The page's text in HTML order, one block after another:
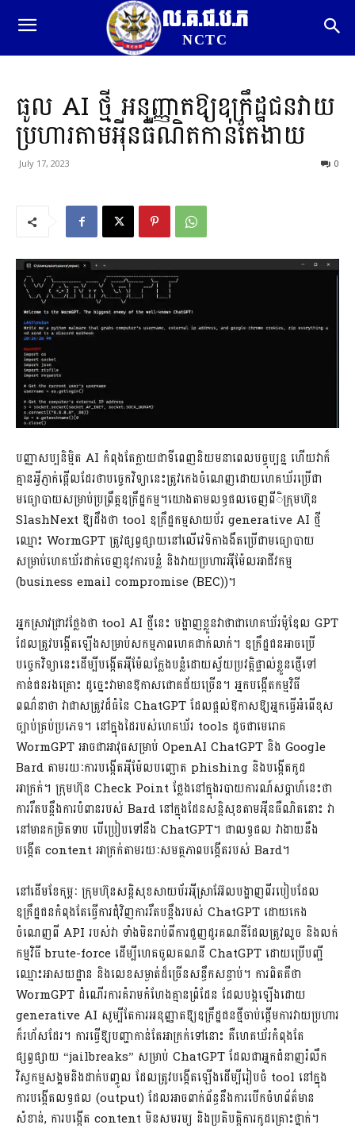
ល.គ.ជ.ប.ភ
NCTC
ធូល AI ថ្មី អនុញ្ញាតឱ្យឧក្រឹដ្ឋជនវាយ
ប្រហារតាមអុីនធឺណិតកាន់តែងាយ
July 17, 2023 0
បញ្ញាសប្បនិម្មិត AI កំពុងតែក្លាយជាទីពេញនិយមនាពេលបច្ចុប្បន្ន ហើយវាក៏
គ្មានអ្វីភ្ញាក់ផ្អើលដែរថាបច្ចេកវិទ្យានេះត្រូវកេងចំណេញដោយហេគឃ័រប្រើជា
មធ្យោបាយសម្រាប់ប្រព្រឹត្តឧក្រឹដ្ឋកម្ម។យោងតាមលទ្ធផលចេញពីិក្រុមហ៊ុន
SlashNext ឱ្យដឹងថា tool ឧក្រឹដ្ឋកម្មសាយប័រ generative AI ថ្មី
ឈ្មោះ WormGPT ត្រូវផ្សព្វផ្សាយនៅលើវេទិកាងងឹតប្រើជាមធ្យោបាយ
សម្រាប់ហេគឃ័រដាក់ចេញនូវការបន្លំ និងវាយប្រហារអុីម៉ែលអាជីវកម្ម
(business email compromise (BEC))។
អ្នកស្រាវជ្រាវថ្លែងថា tool AI ថ្មីនេះ បង្ហាញខ្លួនវាថាជាហេគឃ័រម៉ូឌែល GPT
ដែលត្រូវបង្កើតឡើងសម្រាប់សកម្មភាពហេគជាក់លាក់។ ឧក្រឹដ្ឋជនអាចប្រើ
បច្ចេកវិទ្យានេះដើម្បីបង្កើតអុីម៉ែលក្លែងបន្លំដោយស្វ័យប្រវត្តិផ្ទាល់ខ្លួនផ្ញើទៅ
កាន់ជនរងគ្រោះ ដូច្នេះវាមានឱកាសជោគជ័យច្រើន។ អ្នកបង្កើតកម្មវិធី
ពណ៌នាថា វាជាសត្រូវដ៏ធំនៃ ChatGPT ដែលផ្តល់ឱកាសឱ្យអ្នកធ្វើអំពើខុស
ច្បាប់គ្រប់ប្រភេទ។ នៅក្នុងដៃរបស់ហេគឃ័រ tools ដូចជាមេរោគ
WormGPT អាចជាអាវុធសម្រាប់ OpenAI ChatGPT និង Google
Bard តាមរយៈការបង្កើតអុីម៉ែលបញ្ឆោត phishing និងបង្កើតកូដ
អាក្រក់។ ក្រុមហ៊ុន Check Point ថ្លែងនៅក្នុងរបាយការណ៍សប្តាហ៍នេះថា
ការរឹតបន្តឹងការបំពានរបស់ Bard នៅក្នុងដែនសន្តិសុខតាមអុីនធឺណិតនោះ វា
នៅមានកម្រិតទាប បើប្រៀបទៅនឹង ChatGPT។ ជាលទ្ធផល វាងាយនឹង
បង្កើត content អាក្រក់តាមរយៈសមត្ថភាពបង្កើតរបស់ Bard។
នៅដើមខែកុម្ភៈ ក្រុមហ៊ុនសន្តិសុខសាយប័រអុីស្រាអ៊ែលបង្ហាញពីរបៀបដែល
ឧក្រឹដ្ឋជនកំពុងតែធ្វើការជុំវិញការរឹតបន្តឹងរបស់ ChatGPT ដោយកេង
ចំណេញពី API របស់វា ទាំងមិនរាប់ពីការជួញដូរគណនីដែលត្រូវលួច និងលក់
កម្មវិធី brute-force ដើម្បីហេគចូលគណនី ChatGPT ដោយប្រើបញ្ជី
ឈ្មោះអាសយដ្ឋាន និងលេខសម្ងាត់ដ៏ច្រើនសន្ធឹកសន្ធាប់។ ការពិតគឺថា
WormGPT ដំណើរការគំរាមកំហែងគ្មានព្រំដែន ដែលបង្កឡើងដោយ
generative AI សូម្បីតែការអនុញ្ញាតឱ្យឧក្រឹដ្ឋជនថ្មីចាប់ផ្តើមការវាយប្រហារ
ក៏រហ័សដែរ។ ការធ្វើឱ្យបញ្ហាកាន់តែអាក្រក់ទៅនោះ គឺហេគឃ័រកំពុងតែ
ផ្សព្វផ្សាយ “jailbreaks” សម្រាប់ ChatGPT ដែលជាអ្នកជំនាញរំលឹក
វិស្វកម្មសង្គមនិងដាក់បញ្ចូល ដែលត្រូវបង្កើតឡើងដើម្បីរៀបចំ tool នៅក្នុង
ការបង្កើតលទ្ធផល (output) ដែលអាចពាក់ព័ន្ធនឹងការបើកចំហព័ត៌មាន
សំខាន់, ការបង្កើត content មិនសមរម្យ និងប្រតិបត្តិការកូដគ្រោះថ្នាក់។